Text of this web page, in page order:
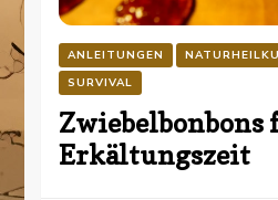
ANLEITUNGEN
SURVIVAL
Zwiebelbonbons
Erkältungszeit